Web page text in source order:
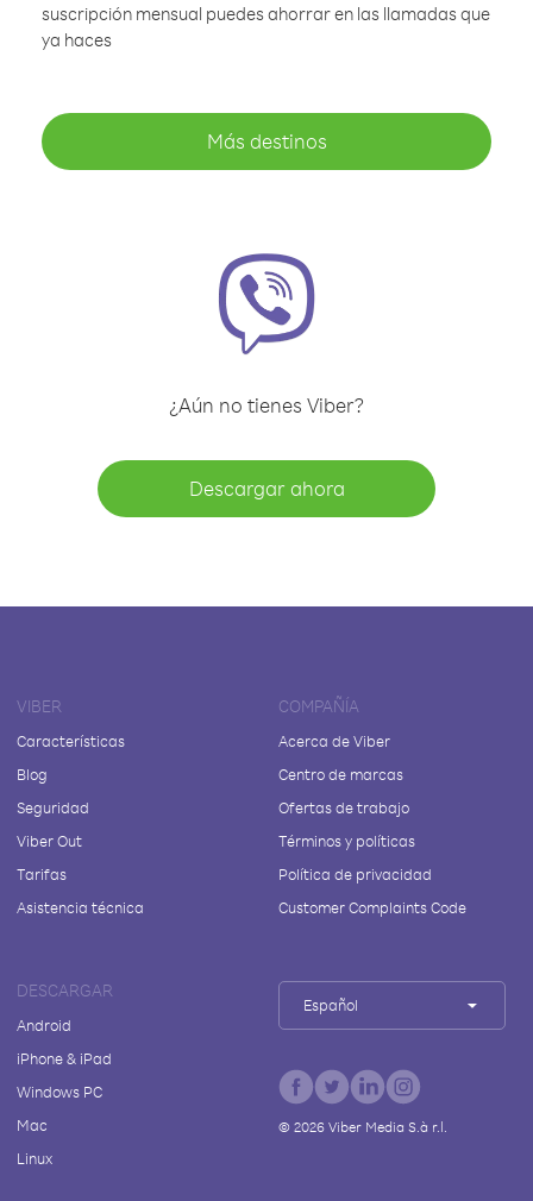
suscripción mensual puedes ahorrar en las llamadas que
ya haces
Más destinos
¿Aún no tienes Viber?
Descargar ahora
VIBER
Características
Blog
Seguridad
Viber Out
Tarifas
Asistencia técnica
COMPAÑÍA
Acerca de Viber
Centro de marcas
Ofertas de trabajo
Términos y políticas
Política de privacidad
Customer Complaints Code
DESCARGAR
Android
iPhone & iPad
Windows PC
Mac
Linux
Español
© 2026Viber Media S.à r.l.